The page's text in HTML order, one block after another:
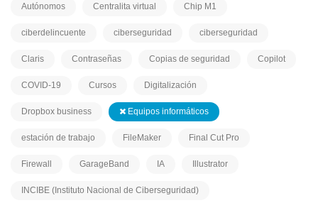
Autónomos Centralita virtual Chip M1
ciberdelincuente ciberseguridad ciberseguridad
Claris Contraseñas Copias de seguridad Copilot
COVID-19 Cursos Digitalización
Dropbox business Equipos informáticos
estación de trabajo FileMaker Final Cut Pro
Firewall GarageBand IA Illustrator
INCIBE (Instituto Nacional de Ciberseguridad)